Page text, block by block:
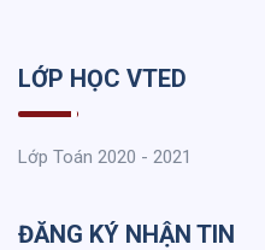
LỚP HỌC VTED
Lớp Toán 2020 - 2021
ĐĂNG KÝ NHẬN TIN